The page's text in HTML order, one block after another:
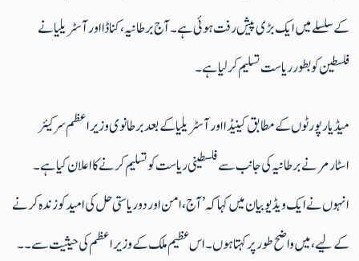
کے سلسلے میں ایک بڑی پیش رفت ہوئی ہے ۔ آج برطانیہ ،کناڈا اور آسٹریلیا نے
فلسطین کو بطور ریاست تسلیم کر لیا ہے ۔
میڈیا رپورٹوں کے مطابق کینیڈا اور آسٹریلیا کے بعد برطانوی وزیر اعظم سر کیئر
اسٹارمر نے برطانیہ کی جانب سے فلسطینی ریاست کو تسلیم کرنے کا اعلان کیا ہے۔
انہوں نے ایک ویڈیو بیان میں کہا کہ ’آج، امن اور دو ریاستی حل کی امید کو زندہ کرنے
کے لیے، میں واضح طور پر کہتا ہوں۔اس عظیم ملک کے وزیر اعظم کی حیثیت سے۔۔